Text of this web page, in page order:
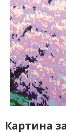
Картина